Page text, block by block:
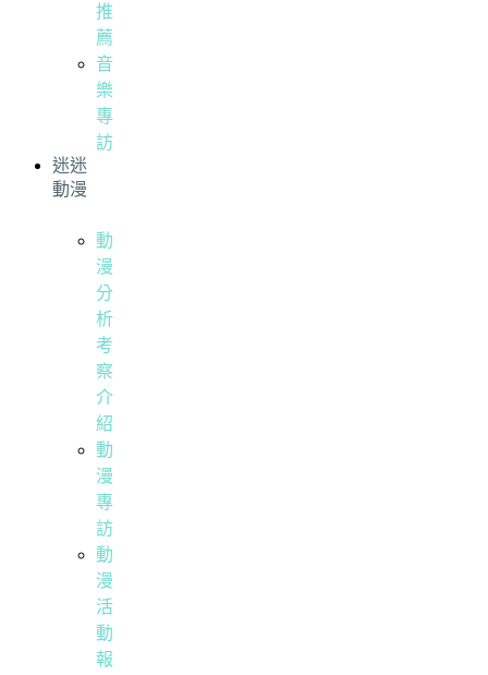
推
薦
音
樂
專
訪
迷迷
動漫
動
漫
分
析
考
察
介
紹
動
漫
專
訪
動
漫
活
動
報